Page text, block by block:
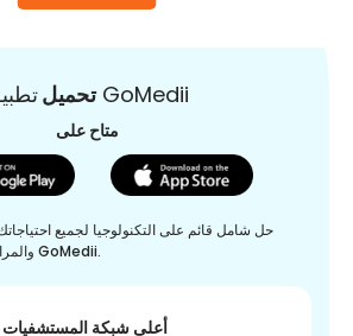
تحميلتطبيق GoMedii
متاح على
حل شامل قائم على التكنولوجيا لجميع احتياجاتك
والمراقبة المتوفرة في تطبيق GoMedii.
أعلى شبكة المستشفيات